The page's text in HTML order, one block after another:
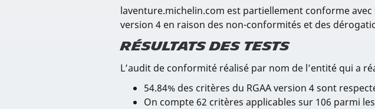
laventure.michelin.com est partiellement conforme
version 4 en raison des non-conformités et des
Résultats des tests
L’audit de conformité réalisé par nom de l’entité qui a
54.84% des critères du RGAA version 4 sont
On compte 62 critères applicables sur 106 parmi